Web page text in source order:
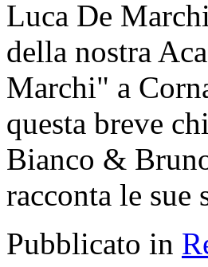
Luca De
della nostra
Marchi" a
questa breve
Bianco &
racconta le sue
Pubblicato in